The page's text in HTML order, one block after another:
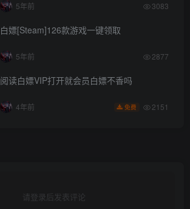
5年前 3083
白嫖[Steam]126款游戏一键领取
5年前 2877
阅读白嫖VIP打开就会员白嫖不香吗
4年前 免费 2151
请登录后发表评论